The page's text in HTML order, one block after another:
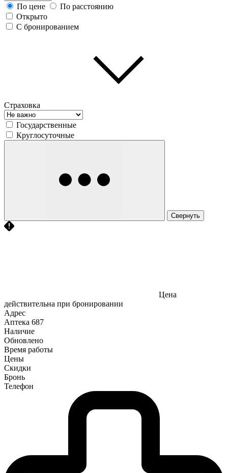
По цене
По расстоянию
Открыто
С бронированием
Страховка
Государственные
Круглосуточные
Свернуть
Цена
действительна при бронировании
Адрес
Аптека 687
Наличие
Обновлено
Время работы
Цены
Скидки
Бронь
Телефон